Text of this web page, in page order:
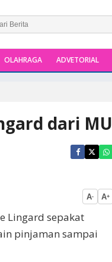
OLAHRAGA ADVETORIAL
dari MU
A- A+
Lingard sepakat
pinjaman sampai